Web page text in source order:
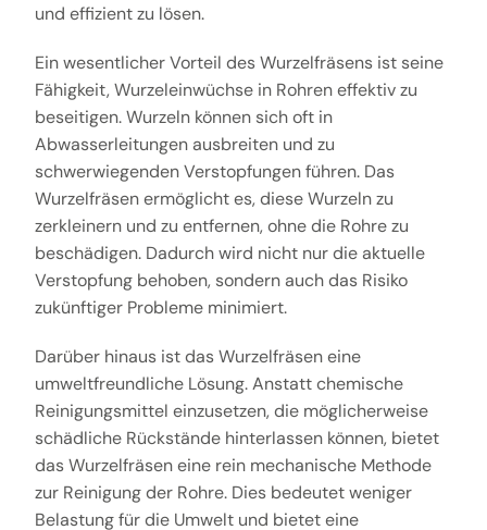
und effizient zu lösen.
Ein wesentlicher Vorteil des Wurzelfräsens ist seine
Fähigkeit, Wurzeleinwüchse in Rohren effektiv zu
beseitigen. Wurzeln können sich oft in
Abwasserleitungen ausbreiten und zu
schwerwiegenden Verstopfungen führen. Das
Wurzelfräsen ermöglicht es, diese Wurzeln zu
zerkleinern und zu entfernen, ohne die Rohre zu
beschädigen. Dadurch wird nicht nur die aktuelle
Verstopfung behoben, sondern auch das Risiko
zukünftiger Probleme minimiert.
Darüber hinaus ist das Wurzelfräsen eine
umweltfreundliche Lösung. Anstatt chemische
Reinigungsmittel einzusetzen, die möglicherweise
schädliche Rückstände hinterlassen können, bietet
das Wurzelfräsen eine rein mechanische Methode
zur Reinigung der Rohre. Dies bedeutet weniger
Belastung für die Umwelt und bietet eine